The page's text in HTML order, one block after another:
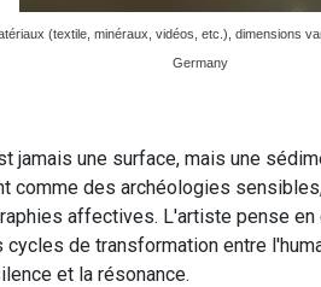
(textile, minéraux, vidéos, etc.), dimensions
Germany
jamais une surface, mais une
comme des archéologies
affectives. L'artiste pense en
de transformation entre
et la résonance.